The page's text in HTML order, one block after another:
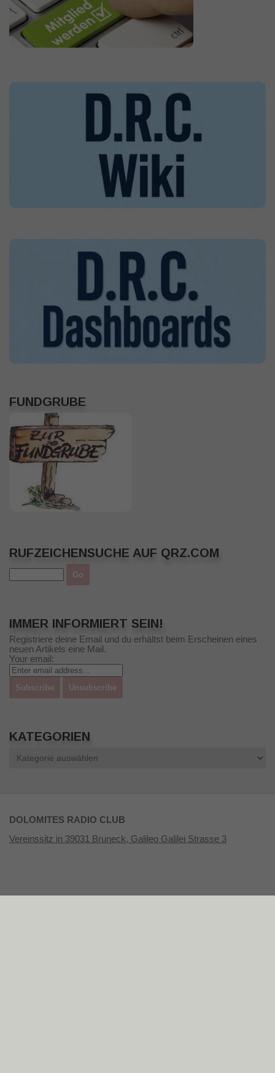
FUNDGRUBE
RUFZEICHENSUCHE AUF QRZ.COM
IMMER INFORMIERT SEIN!
Registriere deine Email und du erhältst beim Erscheinen eines
neuen Artikels eine Mail.
Your email:
KATEGORIEN
DOLOMITES RADIO CLUB
Vereinssitz in 39031 Bruneck, Galileo Galilei Strasse 3